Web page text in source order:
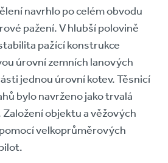
navrhlo po celém obvodu
pažení. V hlubší polovině
pažící konstrukce
úrovní zemních lanových
jednou úrovní kotev. Těsnicí
bylo navrženo jako trvalá
objektu a věžových
velkoprůměrových